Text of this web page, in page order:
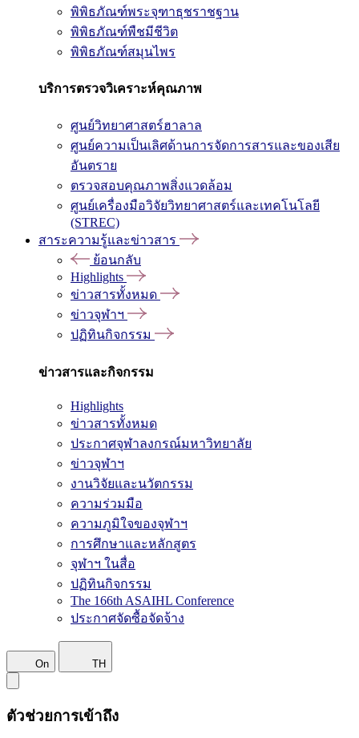
พิพิธภัณฑ์พระจุฑาธุชราชฐาน
พิพิธภัณฑ์พืชมีชีวิต
พิพิธภัณฑ์สมุนไพร
บริการตรวจวิเคราะห์คุณภาพ
ศูนย์วิทยาศาสตร์ฮาลาล
ศูนย์ความเป็นเลิศด้านการจัดการสารและของเสีย
อันตราย
ตรวจสอบคุณภาพสิ่งแวดล้อม
ศูนย์เครื่องมือวิจัยวิทยาศาสตร์และเทคโนโลยี
(STREC)
สาระความรู้และข่าวสาร
ย้อนกลับ
Highlights
ข่าวสารทั้งหมด
ข่าวจุฬาฯ
ปฏิทินกิจกรรม
ข่าวสารและกิจกรรม
Highlights
ข่าวสารทั้งหมด
ประกาศจุฬาลงกรณ์มหาวิทยาลัย
ข่าวจุฬาฯ
งานวิจัยและนวัตกรรม
ความร่วมมือ
ความภูมิใจของจุฬาฯ
การศึกษาและหลักสูตร
จุฬาฯ ในสื่อ
ปฏิทินกิจกรรม
The 166th ASAIHL Conference
ประกาศจัดซื้อจัดจ้าง
On TH
ตัวช่วยการเข้าถึง